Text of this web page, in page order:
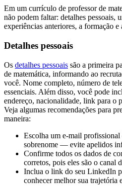
Em um currículo de professor de
não podem faltar: detalhes pessoais,
experiências anteriores, a formação e
Detalhes pessoais
Os detalhes pessoais são a primeira
de matemática, informando ao
você. Nome completo, número de
essenciais. Além disso, você pode
endereço, nacionalidade, link para
Veja algumas recomendações para
maneira:
Escolha um e-mail profissional
sobrenome — evite apelidos
Confirme todos os dados de
corretos, pois eles são o canal
Inclua o link do seu LinkedIn
conhecer melhor sua trajetória